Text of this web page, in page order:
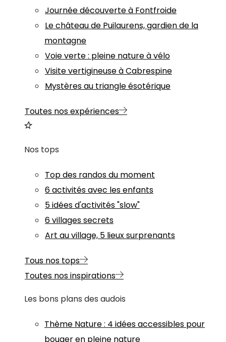
Journée découverte à Fontfroide
Le château de Puilaurens, gardien de la
montagne
Voie verte : pleine nature à vélo
Visite vertigineuse à Cabrespine
Mystères au triangle ésotérique
Toutes nos expériences
Nos tops
Top des randos du moment
6 activités avec les enfants
5 idées d'activités "slow"
6 villages secrets
Art au village, 5 lieux surprenants
Tous nos tops
Toutes nos inspirations
Les bons plans des audois
Thème Nature: 4 idées accessibles pour
bouger en pleine nature